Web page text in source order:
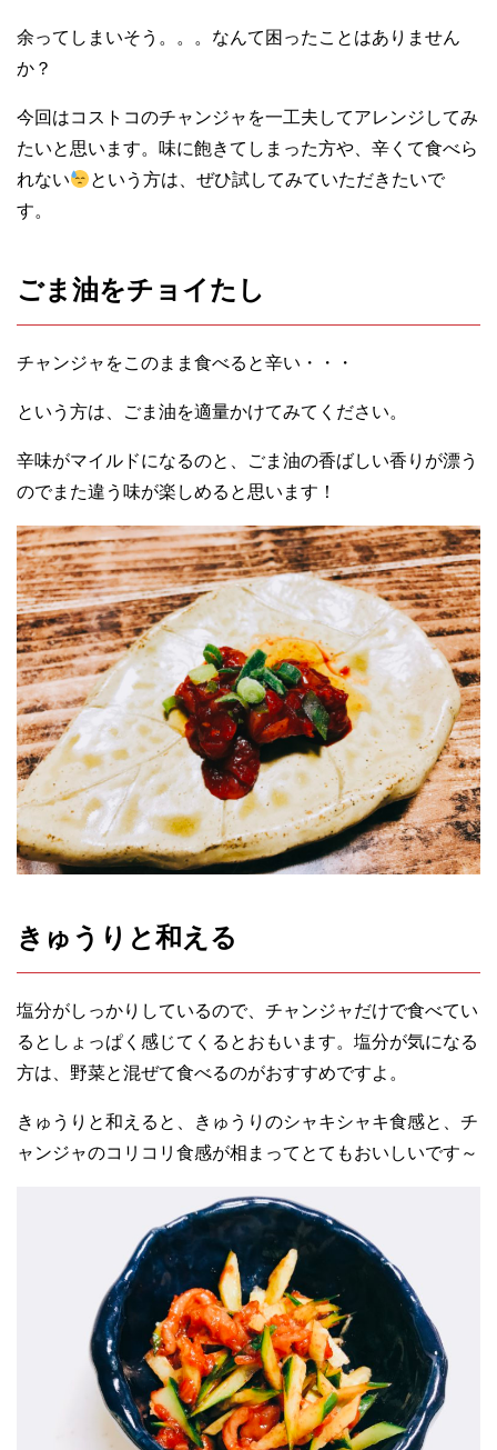
余ってしまいそう。。。なんて困ったことはありません
か？
今回はコストコのチャンジャを一工夫してアレンジしてみ
たいと思います。味に飽きてしまった方や、辛くて食べら
れない
という方は、ぜひ試してみていただきたいで
す。
ごま油をチョイたし
チャンジャをこのまま食べると辛い・・・
という方は、ごま油を適量かけてみてください。
辛味がマイルドになるのと、ごま油の香ばしい香りが漂う
のでまた違う味が楽しめると思います！
きゅうりと和える
塩分がしっかりしているので、チャンジャだけで食べてい
るとしょっぱく感じてくるとおもいます。塩分が気になる
方は、野菜と混ぜて食べるのがおすすめですよ。
きゅうりと和えると、きゅうりのシャキシャキ食感と、チ
ャンジャのコリコリ食感が相まってとてもおいしいです～